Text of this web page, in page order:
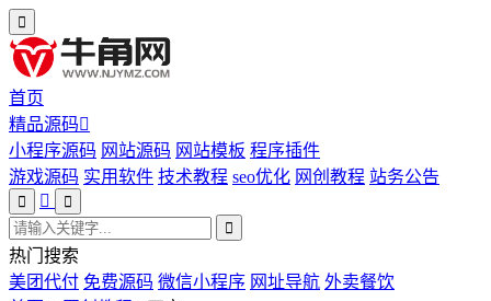
首页
精品源码
小程序源码 网站源码 网站模板 程序插件
游戏源码 实用软件 技术教程 seo优化 网创教程 站务公告
热门搜索
美团代付 免费源码 微信小程序 网址导航 外卖餐饮